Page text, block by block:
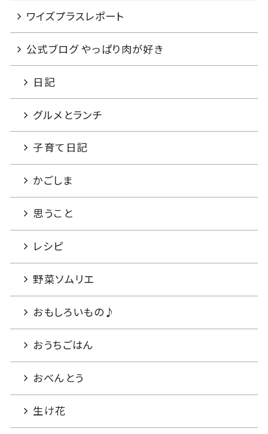
ワイズプラスレポート
公式ブログ やっぱり肉が好き
日記
グルメとランチ
子育て日記
かごしま
思うこと
レシピ
野菜ソムリエ
おもしろいもの♪
おうちごはん
おべんとう
生け花